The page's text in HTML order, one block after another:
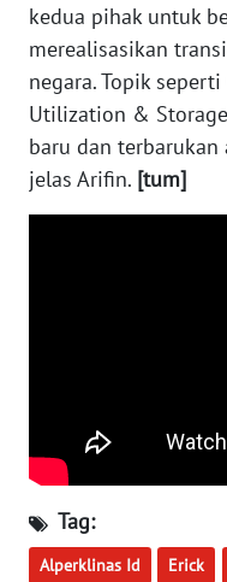
kedua pihak untuk
merealisasikan
negara. Topik seperti
Utilization &
baru dan
jelas Arifin. [tum]
Tag:
Alperklinas Id Erick
KALBAR
WN
KALTENG
WN
KALTARA
SULSEL
WN
GORONTALO